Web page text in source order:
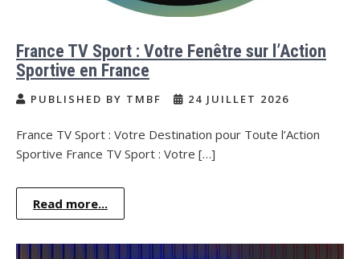
France TV Sport : Votre Fenêtre sur l’Action
Sportive en France
PUBLISHED BY TMBF 24 JUILLET 2026
France TV Sport : Votre Destination pour Toute l’Action
Sportive France TV Sport : Votre […]
Read more...